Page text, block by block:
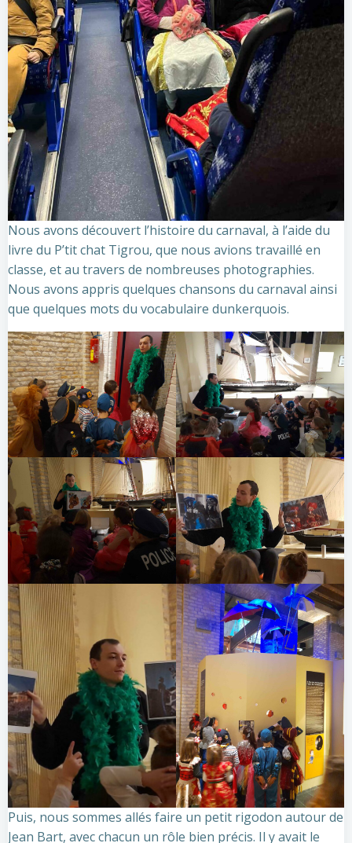
Nous avons découvert l’histoire du carnaval, à l’aide du
livre du P’tit chat Tigrou, que nous avions travaillé en
classe, et au travers de nombreuses photographies.
Nous avons appris quelques chansons du carnaval ainsi
que quelques mots du vocabulaire dunkerquois.
Puis, nous sommes allés faire un petit rigodon autour de
Jean Bart, avec chacun un rôle bien précis. Il y avait le